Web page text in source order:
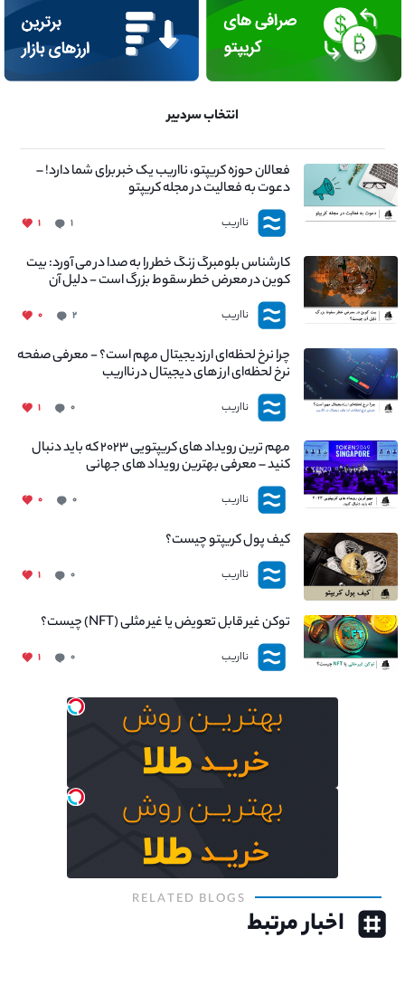
انتخاب سردبیر
فعالان حوزه کریپتو، نااریب یک خبر برای شما دارد! –
دعوت به فعالیت در مجله کریپتو
نااریب ۱ ۱
کارشناس بلومبرگ زنگ خطر را به صدا در می آورد: بیت
کوین در معرض خطر سقوط بزرگ است - دلیل آن
چیست؟
نااریب ۲ ۰
چرا نرخ لحظه‌ای ارزدیجیتال مهم است؟ - معرفی صفحه
نرخ لحظه‌ای ارز های دیجیتال در نااریب
نااریب ۰ ۱
مهم ترین رویداد های کریپتویی ۲۰۲۳ که باید دنبال
کنید – معرفی بهترین رویداد های جهانی
نااریب ۰ ۰
کیف پول کریپتو چیست؟
نااریب ۰ ۱
توکن غیر قابل تعویض یا غیر مثلی (NFT) چیست؟
نااریب ۰ ۱
RELATED BLOGS
اخبار مرتبط